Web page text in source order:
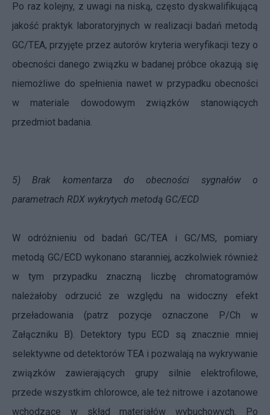
Po raz kolejny, z uwagi na niską, często dyskwalifikującą
jakość praktyk laboratoryjnych w realizacji badań metodą
GC/TEA, przyjęte przez autorów kryteria weryfikacji tezy o
obecności danego związku w badanej próbce okazują się
niemożliwe do spełnienia nawet w przypadku obecności
w materiale dowodowym związków stanowiących
przedmiot badania.
5) Brak komentarza do obecności sygnałów o
parametrach RDX wykrytych metodą GC/ECD
W odróżnieniu od badań GC/TEA i GC/MS, pomiary
metodą GC/ECD wykonano staranniej, aczkolwiek również
w tym przypadku znaczną liczbę chromatogramów
należałoby odrzucić ze względu na widoczny efekt
przeładowania (patrz pozycje oznaczone P/Ch w
Załączniku B). Detektory typu ECD są znacznie mniej
selektywne od detektorów TEA i pozwalają na wykrywanie
związków zawierających grupy silnie elektrofilowe,
przede wszystkim chlorowce, ale też nitrowe i azotanowe
wchodzące w skład materiałów wybuchowych. Po